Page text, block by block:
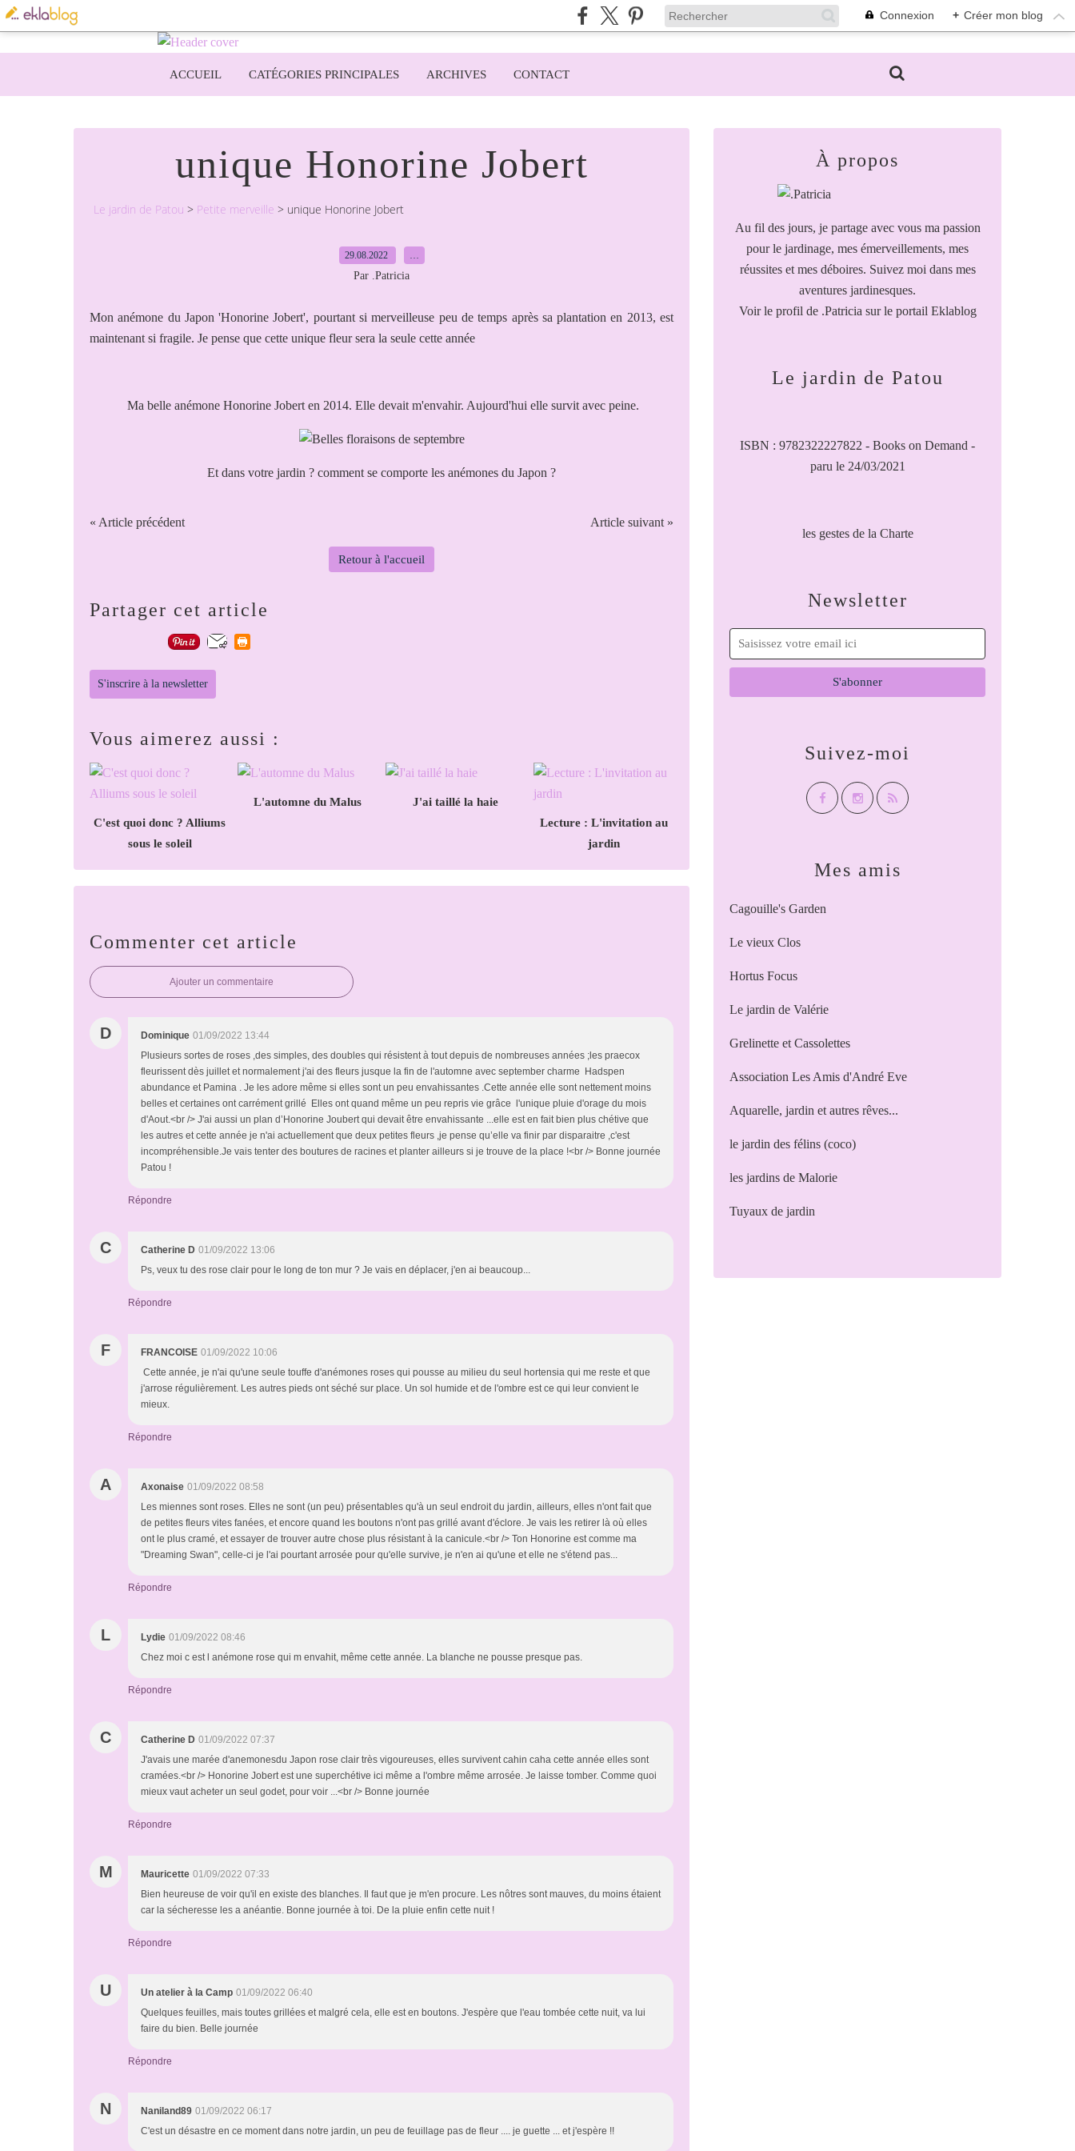
Connexion + Créer mon blog
ACCUEIL CATÉGORIES PRINCIPALES ARCHIVES CONTACT
unique Honorine Jobert
Le jardin de Patou > Petite merveille > unique Honorine Jobert
29.08.2022
Par .Patricia
Mon anémone du Japon 'Honorine Jobert', pourtant si merveilleuse peu de temps après sa plantation en 2013, est
maintenant si fragile. Je pense que cette unique fleur sera la seule cette année
Ma belle anémone Honorine Jobert en 2014. Elle devait m'envahir. Aujourd'hui elle survit avec peine.
Et dans votre jardin ? comment se comporte les anémones du Japon ?
« Article précédent Article suivant »
Retour à l'accueil
Partager cet article
S'inscrire à la newsletter
Vous aimerez aussi :
C'est quoi donc ? Alliums
sous le soleil
L'automne du Malus
J'ai taillé la haie
Lecture : L'invitation au
jardin
Commenter cet article
Ajouter un commentaire
D Dominique 01/09/2022 13:44
Plusieurs sortes de roses ,des simples, des doubles qui résistent à tout depuis de nombreuses années ;les praecox
fleurissent dès juillet et normalement j'ai des fleurs jusque la fin de l'automne avec september charme Hadspen
abundance et Pamina . Je les adore même si elles sont un peu envahissantes .Cette année elle sont nettement moins
belles et certaines ont carrément grillé Elles ont quand même un peu repris vie grâce l'unique pluie d'orage du mois
d'Aout.<br /> J'ai aussi un plan d’Honorine Joubert qui devait être envahissante ...elle est en fait bien plus chétive que
les autres et cette année je n'ai actuellement que deux petites fleurs ,je pense qu’elle va finir par disparaitre ,c'est
incompréhensible.Je vais tenter des boutures de racines et planter ailleurs si je trouve de la place !<br /> Bonne journée
Patou !
Répondre
C Catherine D 01/09/2022 13:06
Ps, veux tu des rose clair pour le long de ton mur ? Je vais en déplacer, j'en ai beaucoup...
Répondre
F FRANCOISE 01/09/2022 10:06
Cette année, je n'ai qu'une seule touffe d'anémones roses qui pousse au milieu du seul hortensia qui me reste et que
j'arrose régulièrement. Les autres pieds ont séché sur place. Un sol humide et de l'ombre est ce qui leur convient le
mieux.
Répondre
A Axonaise 01/09/2022 08:58
Les miennes sont roses. Elles ne sont (un peu) présentables qu'à un seul endroit du jardin, ailleurs, elles n'ont fait que
de petites fleurs vites fanées, et encore quand les boutons n'ont pas grillé avant d'éclore. Je vais les retirer là où elles
ont le plus cramé, et essayer de trouver autre chose plus résistant à la canicule.<br /> Ton Honorine est comme ma
"Dreaming Swan", celle-ci je l'ai pourtant arrosée pour qu'elle survive, je n'en ai qu'une et elle ne s'étend pas...
Répondre
L Lydie 01/09/2022 08:46
Chez moi c est l anémone rose qui m envahit, même cette année. La blanche ne pousse presque pas.
Répondre
C Catherine D 01/09/2022 07:37
J'avais une marée d'anemonesdu Japon rose clair très vigoureuses, elles survivent cahin caha cette année elles sont
cramées.<br /> Honorine Jobert est une superchétive ici même a l'ombre même arrosée. Je laisse tomber. Comme quoi
mieux vaut acheter un seul godet, pour voir ...<br /> Bonne journée
Répondre
M Mauricette 01/09/2022 07:33
Bien heureuse de voir qu'il en existe des blanches. Il faut que je m'en procure. Les nôtres sont mauves, du moins étaient
car la sécheresse les a anéantie. Bonne journée à toi. De la pluie enfin cette nuit !
Répondre
U Un atelier à la Camp 01/09/2022 06:40
Quelques feuilles, mais toutes grillées et malgré cela, elle est en boutons. J'espère que l'eau tombée cette nuit, va lui
faire du bien. Belle journée
Répondre
N Naniland89 01/09/2022 06:17
C'est un désastre en ce moment dans notre jardin, un peu de feuillage pas de fleur .... je guette ... et j'espère !!
Newsletter
Suivez-moi
À propos
Au fil des jours, je partage avec vous ma passion
pour le jardinage, mes émerveillements, mes
réussites et mes déboires. Suivez moi dans mes
aventures jardinesques.
Voir le profil de .Patricia sur le portail Eklablog
Le jardin de Patou
ISBN : 9782322227822 - Books on Demand -
paru le 24/03/2021
les gestes de la Charte
Mes amis
Cagouille's Garden
Le vieux Clos
Hortus Focus
Le jardin de Valérie
Grelinette et Cassolettes
Association Les Amis d'André Eve
Aquarelle, jardin et autres rêves...
le jardin des félins (coco)
les jardins de Malorie
Tuyaux de jardin